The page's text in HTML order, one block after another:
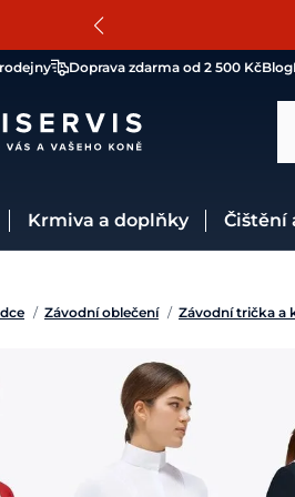
Doprava zdarma od 2 500 KčBlog
Krmiva a doplňky
/ Závodní oblečení / Závodní trička a